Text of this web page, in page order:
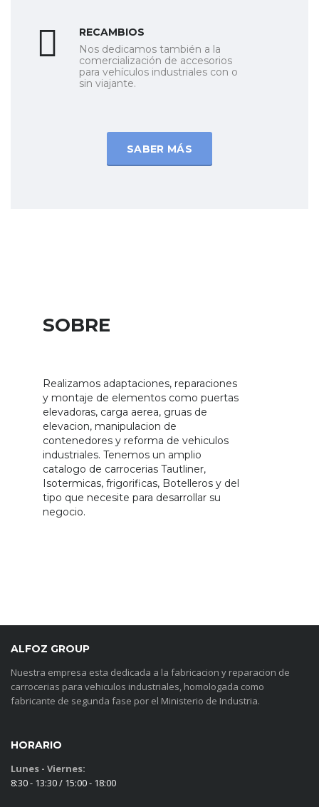
RECAMBIOS
Nos dedicamos también a la
comercialización de accesorios
para vehículos industriales con o
sin viajante.
SABER MÁS
SOBRE
Realizamos adaptaciones, reparaciones
y montaje de elementos como puertas
elevadoras, carga aerea, gruas de
elevacion, manipulacion de
contenedores y reforma de vehiculos
industriales. Tenemos un amplio
catalogo de carrocerias Tautliner,
Isotermicas, frigorificas, Botelleros y del
tipo que necesite para desarrollar su
negocio.
ALFOZ GROUP
Nuestra empresa esta dedicada a la fabricacion y reparacion de
carrocerias para vehiculos industriales, homologada como
fabricante de segunda fase por el Ministerio de Industria.
HORARIO
Lunes - Viernes:
8:30 - 13:30 / 15:00 - 18:00